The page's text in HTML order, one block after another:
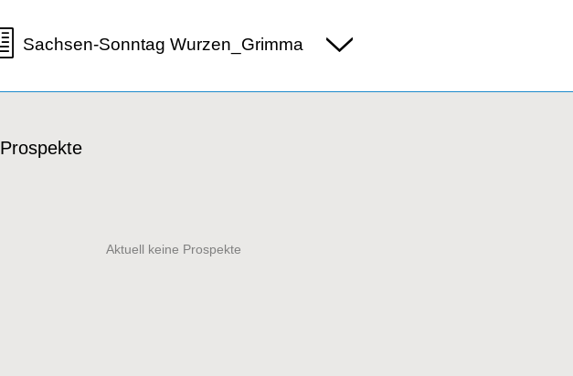
Sachsen-Sonntag Wurzen_Grimma
Prospekte